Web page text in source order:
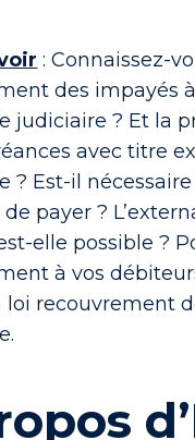
: Connaissez-
des impayés
judiciaire ? Et la
avec titre
? Est-il
payer ?
elle possible ?
à vos
loi recouvrement